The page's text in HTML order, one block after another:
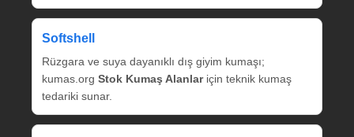
Softshell
Rüzgara ve suya dayanıklı dış giyim kumaşı;
kumas.org Stok Kumaş Alanlariçin teknik kumaş
tedariki sunar.